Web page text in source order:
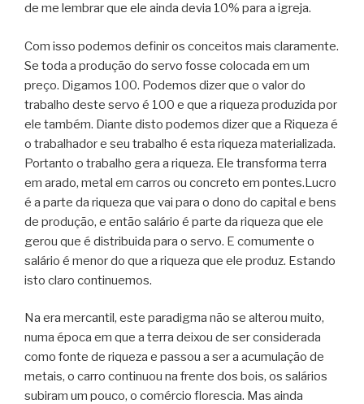
de me lembrar que ele ainda devia 10% para a igreja.
Com isso podemos definir os conceitos mais claramente.
Se toda a produção do servo fosse colocada em um
preço. Digamos 100. Podemos dizer que o valor do
trabalho deste servo é 100 e que a riqueza produzida por
ele também. Diante disto podemos dizer que a Riqueza é
o trabalhador e seu trabalho é esta riqueza materializada.
Portanto o trabalho gera a riqueza. Ele transforma terra
em arado, metal em carros ou concreto em pontes.Lucro
é a parte da riqueza que vai para o dono do capital e bens
de produção, e então salário é parte da riqueza que ele
gerou que é distribuida para o servo. E comumente o
salário é menor do que a riqueza que ele produz. Estando
isto claro continuemos.
Na era mercantil, este paradigma não se alterou muito,
numa época em que a terra deixou de ser considerada
como fonte de riqueza e passou a ser a acumulação de
metais, o carro continuou na frente dos bois, os salários
subiram um pouco, o comércio florescia. Mas ainda